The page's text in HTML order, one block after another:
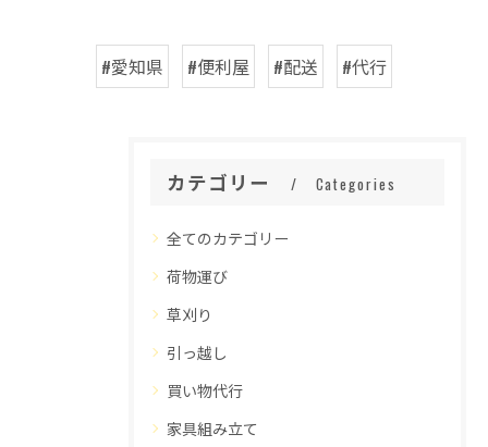
#愛知県 #便利屋 #配送 #代行
カテゴリー Categories
全てのカテゴリー
荷物運び
草刈り
引っ越し
買い物代行
家具組み立て